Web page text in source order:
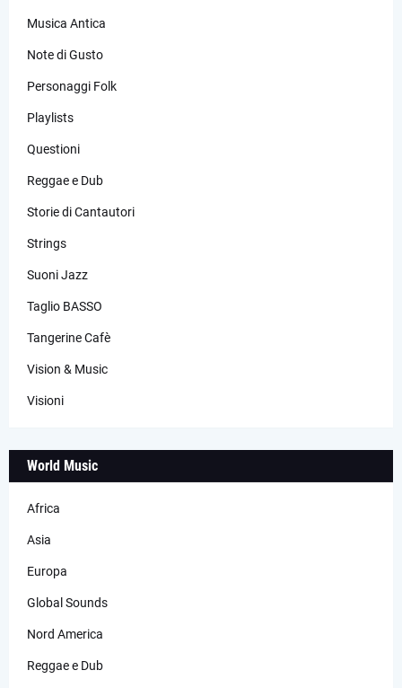
Musica Antica
Note di Gusto
Personaggi Folk
Playlists
Questioni
Reggae e Dub
Storie di Cantautori
Strings
Suoni Jazz
Taglio BASSO
Tangerine Cafè
Vision & Music
Visioni
World Music
Africa
Asia
Europa
Global Sounds
Nord America
Reggae e Dub